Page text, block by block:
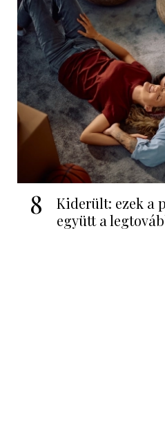
8
Kiderült: ezek a
együtt a